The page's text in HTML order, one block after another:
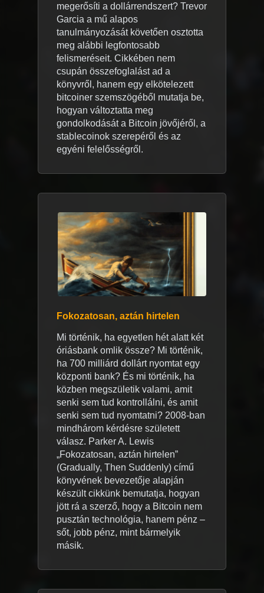
megerősíti a dollárrendszert? Trevor
Garcia a mű alapos
tanulmányozását követően osztotta
meg alábbi legfontosabb
felismeréseit. Cikkében nem
csupán összefoglalást ad a
könyvről, hanem egy elkötelezett
bitcoiner szemszögéből mutatja be,
hogyan változtatta meg
gondolkodását a Bitcoin jövőjéről, a
stablecoinok szerepéről és az
egyéni felelősségről.
Fokozatosan, aztán hirtelen
Mi történik, ha egyetlen hét alatt két
óriásbank omlik össze? Mi történik,
ha 700 milliárd dollárt nyomtat egy
központi bank? És mi történik, ha
közben megszületik valami, amit
senki sem tud kontrollálni, és amit
senki sem tud nyomtatni? 2008-ban
mindhárom kérdésre született
válasz. Parker A. Lewis
„Fokozatosan, aztán hirtelen”
(Gradually, Then Suddenly) című
könyvének bevezetője alapján
készült cikkünk bemutatja, hogyan
jött rá a szerző, hogy a Bitcoin nem
pusztán technológia, hanem pénz –
sőt, jobb pénz, mint bármelyik
másik.